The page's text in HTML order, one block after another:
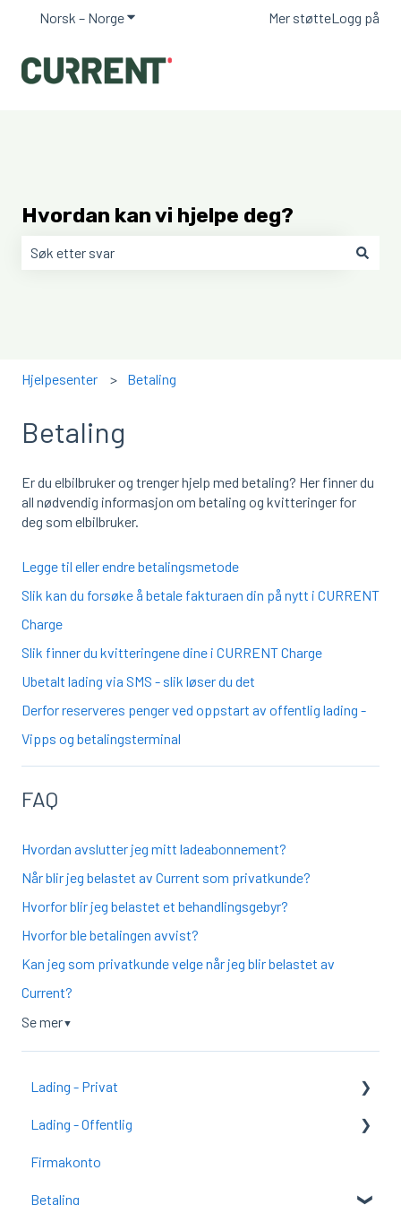
Norsk – NorgeVis undermeny for oversettelser
Mer støtteLogg på
Hvordan kan vi hjelpe deg?
Hjelpesenter Betaling
Betaling
Er du elbilbruker og trenger hjelp med betaling? Her finner du
all nødvendig informasjon om betaling og kvitteringer for
deg som elbilbruker.
Legge til eller endre betalingsmetode
Slik kan du forsøke å betale fakturaen din på nytt i CURRENT
Charge
Slik finner du kvitteringene dine i CURRENT Charge
Ubetalt lading via SMS - slik løser du det
Derfor reserveres penger ved oppstart av offentlig lading -
Vipps og betalingsterminal
FAQ
Hvordan avslutter jeg mitt ladeabonnement?
Når blir jeg belastet av Current som privatkunde?
Hvorfor blir jeg belastet et behandlingsgebyr?
Hvorfor ble betalingen avvist?
Kan jeg som privatkunde velge når jeg blir belastet av
Current?
Se mer▼
Lading - Privat
Kom i gang med CURRENT Charge (tidligere
Lading - Offentlig
Kom i gang med CURRENT Charge
CURRENT Charge
Firmakonto
Betaling